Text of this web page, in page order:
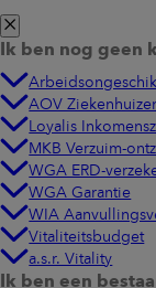
Ik ben nog geen
AOV
Loyalis
MKB Verzuim-
WGA ERD-
WGA Garantie
WIA
Vitaliteitsbudget
a.s.r. Vitality
Ik ben een